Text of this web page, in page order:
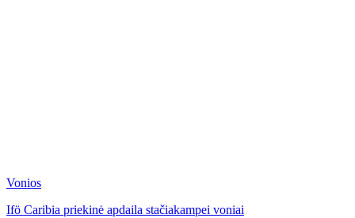
Vonios
Ifö Caribia priekinė apdaila stačiakampei voniai